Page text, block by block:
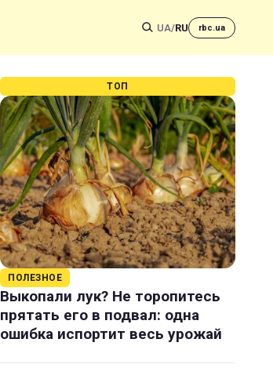
UA/RU rbc.ua
ТОП
ПОЛЕЗНОЕ
Выкопали лук? Не торопитесь
прятать его в подвал: одна
ошибка испортит весь урожай